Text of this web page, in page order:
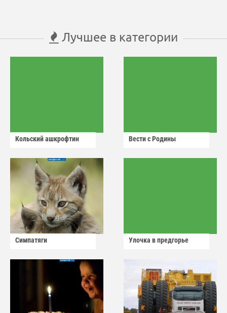
Лучшее в категории
Кольский ашкрофтин Вести с Родины
Симпатяги Улочка в предгорье